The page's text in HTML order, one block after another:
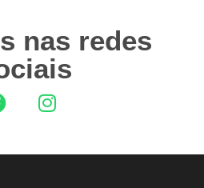
nas redes